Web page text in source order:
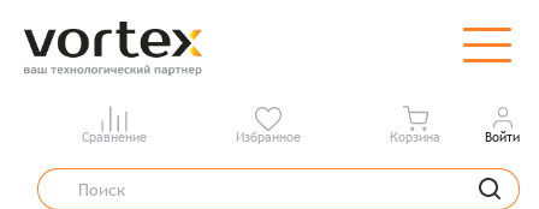
Сравнение Избранное Корзина Войти